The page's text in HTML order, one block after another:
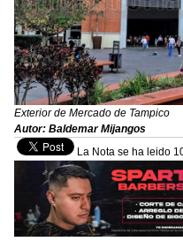
Exterior de Mercado de Tampico
Autor: Baldemar Mijangos
La Nota se ha leido